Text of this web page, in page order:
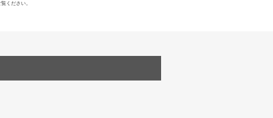
ください。